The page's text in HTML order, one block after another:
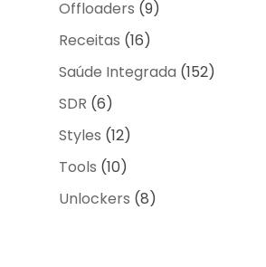
Offloaders (9)
Receitas (16)
Saúde Integrada (152)
SDR (6)
Styles (12)
Tools (10)
Unlockers (8)